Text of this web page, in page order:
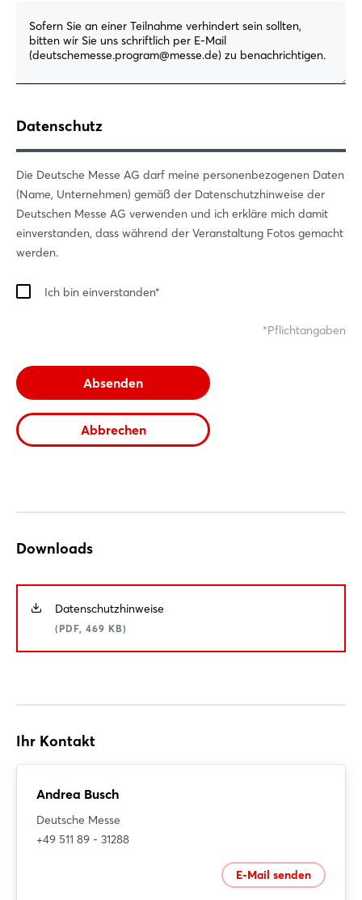
Datenschutz
Die Deutsche Messe AG darf meine personenbezogenen Daten
(Name, Unternehmen) gemäß der Datenschutzhinweise der
Deutschen Messe AG verwenden und ich erkläre mich damit
einverstanden, dass während der Veranstaltung Fotos gemacht
werden.
Ich bin einverstanden
Pflichtangaben
Absenden
Abbrechen
Downloads
Datenschutzhinweise
(PDF, 469 KB)
Ihr Kontakt
Andrea Busch
Deutsche Messe
+49 511 89 - 31288
E-Mail senden
Login
Passwort vergessen?
Jetzt registrieren